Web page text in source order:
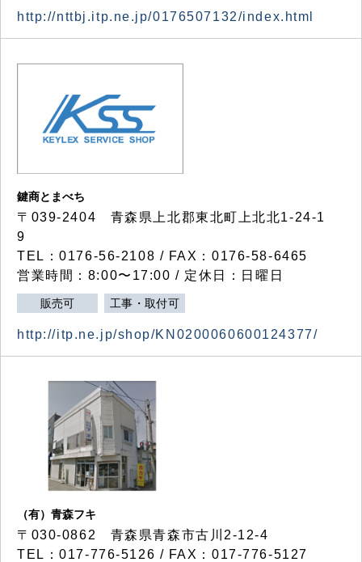
http://nttbj.itp.ne.jp/0176507132/index.html
鍵商とまべち
〒039-2404 青森県上北郡東北町上北北1-24-1
9
TEL：0176-56-2108 / FAX：0176-58-6465
営業時間：8:00〜17:00 / 定休日：日曜日
販売可 工事・取付可
http://itp.ne.jp/shop/KN0200060600124377/
（有）青森フキ
〒030-0862 青森県青森市古川2-12-4
TEL：017-776-5126 / FAX：017-776-5127